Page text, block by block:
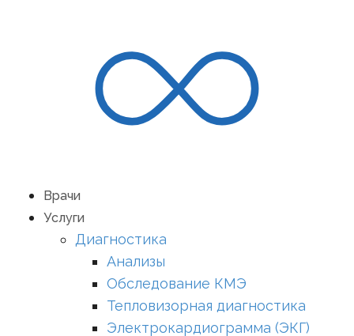
Врачи
Услуги
Диагностика
Анализы
Обследование КМЭ
Тепловизорная диагностика
Электрокардиограмма (ЭКГ)